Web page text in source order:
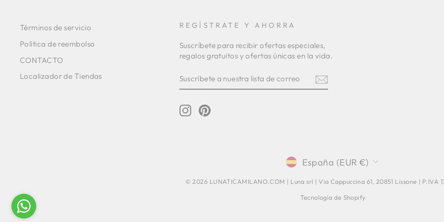
Términos de servicio
Política de reembolso
CONTACTO
Localizador de Tiendas
REGÍSTRATE Y AHORRA
Suscríbete para recibir ofertas especiales,
regalos gratuitos y ofertas únicas en la vida.
A
NUESTRA
DE
CORREO
InstagramPinterest
MONEDA
España (EUR €)
© 2026 LUNATICAMILANO.COM | Luna srl | Via Cappuccina 61, 20851 Lissone | P.IVA
Tecnología de Shopify